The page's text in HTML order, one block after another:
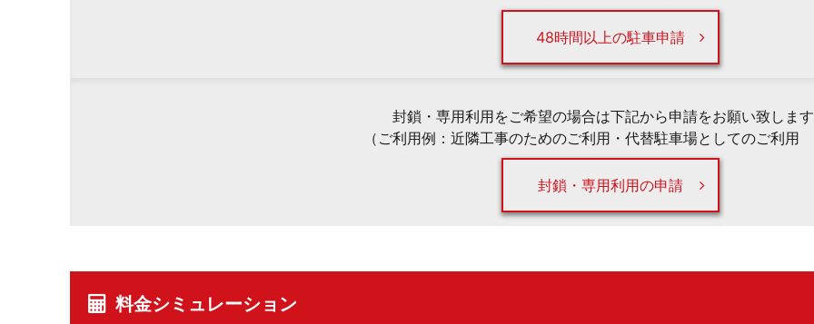
48時間以上の駐車申請
封鎖・専用利用をご希望の場合は下記から申請をお願い致しま
（ご利用例：近隣工事のためのご利用・代替駐車場としてのご利用
封鎖・専用利用の申請
料金シミュレーション